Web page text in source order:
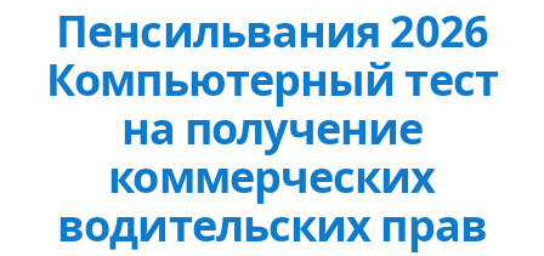
Пенсильвания 2026
Компьютерный тест
на получение
коммерческих
водительских прав